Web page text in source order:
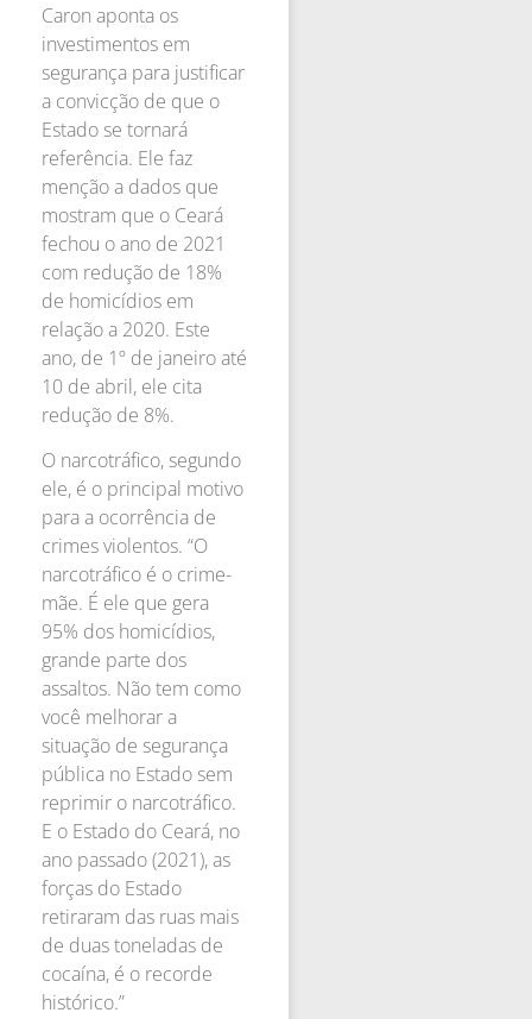
Caron aponta os
investimentos em
segurança para justificar
a convicção de que o
Estado se tornará
referência. Ele faz
menção a dados que
mostram que o Ceará
fechou o ano de 2021
com redução de 18%
de homicídios em
relação a 2020. Este
ano, de 1º de janeiro até
10 de abril, ele cita
redução de 8%.
O narcotráfico, segundo
ele, é o principal motivo
para a ocorrência de
crimes violentos. “O
narcotráfico é o crime-
mãe. É ele que gera
95% dos homicídios,
grande parte dos
assaltos. Não tem como
você melhorar a
situação de segurança
pública no Estado sem
reprimir o narcotráfico.
E o Estado do Ceará, no
ano passado (2021), as
forças do Estado
retiraram das ruas mais
de duas toneladas de
cocaína, é o recorde
histórico.”